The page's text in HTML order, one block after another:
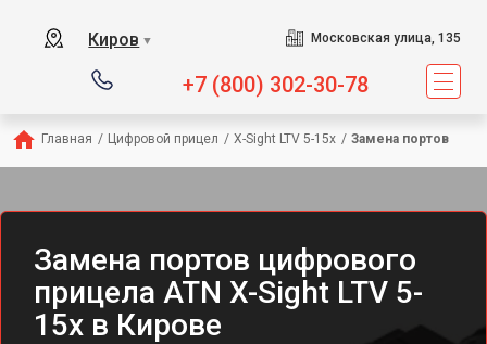
Киров ▼ Московская улица, 135
+7 (800) 302-30-78
Главная / Цифровой прицел / X-Sight LTV 5-15x / Замена портов
Замена портов цифрового
прицела ATN X-Sight LTV 5-
15x в Кирове